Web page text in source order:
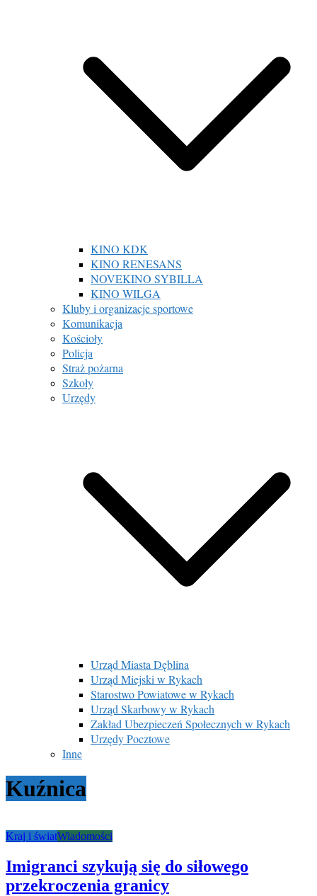
KINO KDK
KINO RENESANS
NOVEKINO SYBILLA
KINO WILGA
Kluby i organizacje sportowe
Komunikacja
Kościoły
Policja
Straż pożarna
Szkoły
Urzędy
Urząd Miasta Dęblina
Urząd Miejski w Rykach
Starostwo Powiatowe w Rykach
Urząd Skarbowy w Rykach
Zakład Ubezpieczeń Społecznych w Rykach
Urzędy Pocztowe
Inne
Kuźnica
Kraj i światWiadomości
Imigranci szykują się do siłowego
przekroczenia granicy